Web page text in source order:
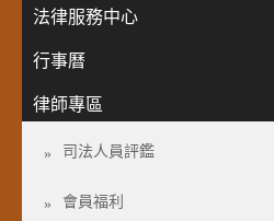
法律服務中心
行事曆
律師專區
司法人員評鑑
會員福利